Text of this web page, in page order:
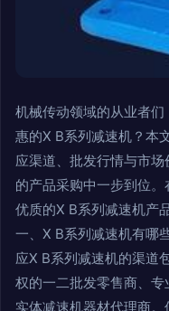
机械传动领域的从业者
惠的X B系列减速机？本
应渠道、批发行情与市
的产品采购中一步到位
优质的X B系列减速机产
一、X B系列减速机有哪
应X B系列减速机的渠道
权的一二批发零售商、
实体减速机器材代理商